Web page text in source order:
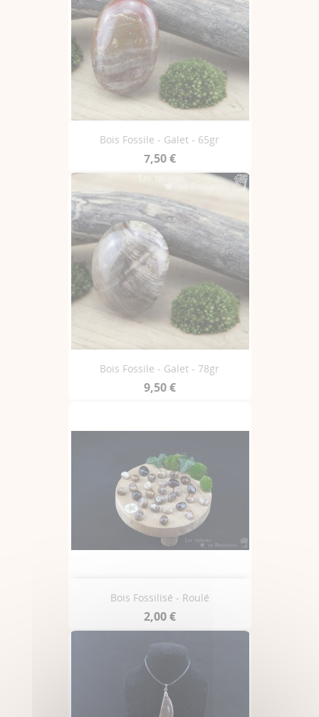
Bois Fossile - Galet - 65gr
7,50 €
Bois Fossile - Galet - 78gr
9,50 €
Bois Fossilisé - Roulé
2,00 €